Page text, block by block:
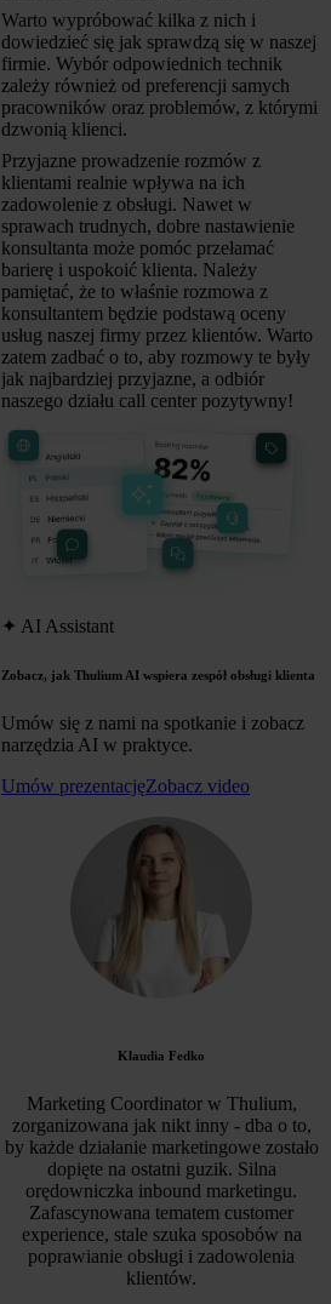
Warto wypróbować kilka z nich i
dowiedzieć się jak sprawdzą się w naszej
firmie. Wybór odpowiednich technik
zależy również od preferencji samych
pracowników oraz problemów, z którymi
dzwonią klienci.
Przyjazne prowadzenie rozmów z
klientami realnie wpływa na ich
zadowolenie z obsługi. Nawet w
sprawach trudnych, dobre nastawienie
konsultanta może pomóc przełamać
barierę i uspokoić klienta. Należy
pamiętać, że to właśnie rozmowa z
konsultantem będzie podstawą oceny
usług naszej firmy przez klientów. Warto
zatem zadbać o to, aby rozmowy te były
jak najbardziej przyjazne, a odbiór
naszego działu call center pozytywny!
✦ AI Assistant
Zobacz, jak Thulium AI wspiera zespół obsługi klienta
Umów się z nami na spotkanie i zobacz
narzędzia AI w praktyce.
Umów prezentacjęZobacz video
Klaudia Fedko
Marketing Coordinator w Thulium,
zorganizowana jak nikt inny - dba o to,
by każde działanie marketingowe zostało
dopięte na ostatni guzik. Silna
orędowniczka inbound marketingu.
Zafascynowana tematem customer
experience, stale szuka sposobów na
poprawianie obsługi i zadowolenia
klientów.